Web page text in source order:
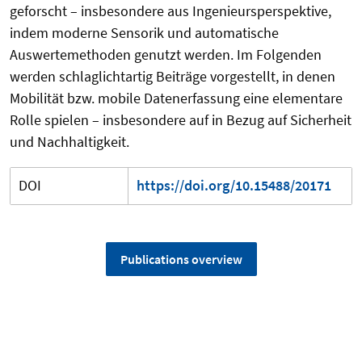
geforscht – insbesondere aus Ingenieursperspektive,
indem moderne Sensorik und automatische
Auswertemethoden genutzt werden. Im Folgenden
werden schlaglichtartig Beiträge vorgestellt, in denen
Mobilität bzw. mobile Datenerfassung eine elementare
Rolle spielen – insbesondere auf in Bezug auf Sicherheit
und Nachhaltigkeit.
DOI https://doi.org/10.15488/20171
Publications overview